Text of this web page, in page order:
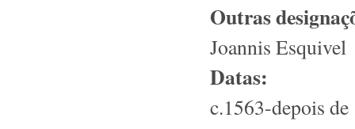
Outras
Joannis Esquivel
Datas:
c.1563-depois de